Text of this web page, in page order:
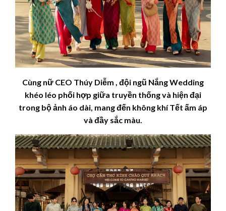
Cùng nữ CEO Thúy Diễm , đội ngũ Nắng Wedding
khéo léo phối hợp giữa truyền thống và hiện đại
trong bộ ảnh áo dài, mang đến không khí Tết ấm áp
và đầy sắc màu.